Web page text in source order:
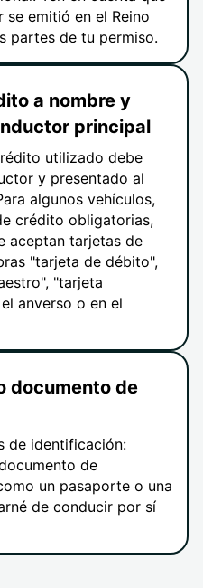
emitió en el Reino
partes de tu permiso.
a nombre y
principal
utilizado debe
y presentado al
algunos vehículos,
crédito obligatorias,
aceptan tarjetas de
"tarjeta de débito",
"tarjeta
anverso o en el
documento de
de identificación:
de
un pasaporte o una
de conducir por sí